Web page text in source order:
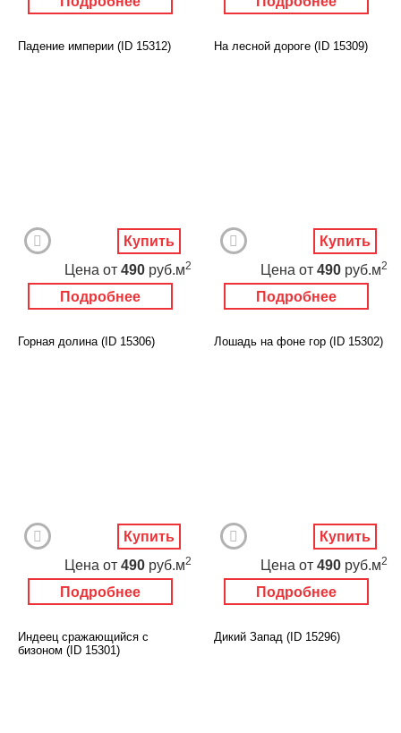
Падение империи (ID 15312)
Подробнее
Цена от 490 руб.м2
Купить
На лесной дороге (ID 15309)
Подробнее
Цена от 490 руб.м2
Купить
Горная долина (ID 15306)
Подробнее
Цена от 490 руб.м2
Купить
Лошадь на фоне гор (ID 15302)
Подробнее
Цена от 490 руб.м2
Купить
Индеец сражающийся с
бизоном (ID 15301)
Дикий Запад (ID 15296)